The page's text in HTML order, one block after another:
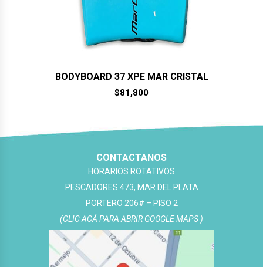
BODYBOARD 37 XPE MAR CRISTAL
$81,800
CONTACTANOS
HORARIOS ROTATIVOS
PESCADORES 473, MAR DEL PLATA
PORTERO 206# – PISO 2
(CLIC ACÁ PARA ABRIR GOOGLE MAPS )